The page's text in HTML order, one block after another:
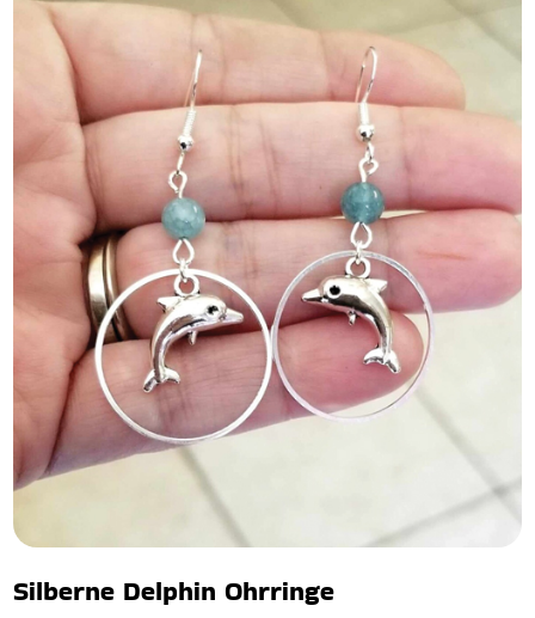
Silberne Delphin Ohrringe